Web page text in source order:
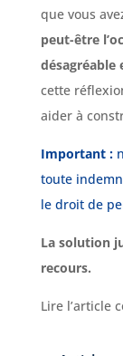
que vous
peut-être
cette
aider à
Important :
toute
le droit de
La solution
recours.
Lire l’article